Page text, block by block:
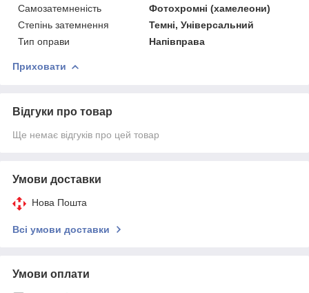
Самозатемненість
Фотохромні (хамелеони)
Степінь затемнення
Темні, Універсальний
Тип оправи
Напівправа
Приховати
Відгуки про товар
Ще немає відгуків про цей товар
Умови доставки
Нова Пошта
Всі умови доставки
Умови оплати